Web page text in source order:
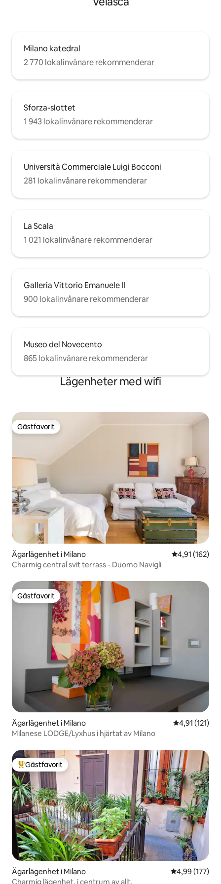
Milano katedral
2 770 lokalinvånare rekommenderar
Sforza-slottet
1 943 lokalinvånare rekommenderar
Università Commerciale Luigi Bocconi
281 lokalinvånare rekommenderar
La Scala
1 021 lokalinvånare rekommenderar
Galleria Vittorio Emanuele II
900 lokalinvånare rekommenderar
Museo del Novecento
865 lokalinvånare rekommenderar
Lägenheter med wifi
Gästfavorit
Gästfavorit
Ägarlägenhet i Milano 4,91 av 5 i
4,91 (162)
Charmig central svit terrass - Duomo Navigli
Gästfavorit
Gästfavorit
Ägarlägenhet i Milano 4,91 av 5 i
4,91 (121)
Milanese LODGE/Lyxhus i hjärtat av Milano
Populär gästfavorit
Gästfavorit
Ägarlägenhet i Milano 4,99 av 5 i
4,99 (177)
Charmig lägenhet, i centrum av allt.